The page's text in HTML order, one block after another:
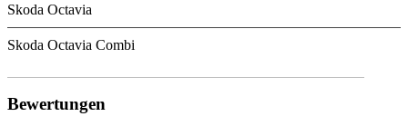
Skoda Octavia
Skoda Octavia Combi
Bewertungen